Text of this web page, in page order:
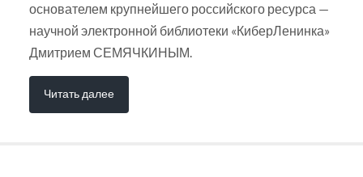
основателем крупнейшего российского ресурса —
научной электронной библиотеки «КиберЛенинка»
Дмитрием СЕМЯЧКИНЫМ.
Читать далее